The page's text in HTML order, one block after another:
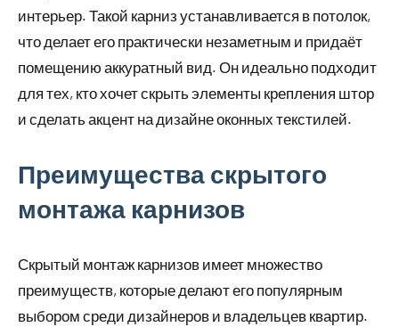
интерьер. Такой карниз устанавливается в потолок,
что делает его практически незаметным и придаёт
помещению аккуратный вид. Он идеально подходит
для тех, кто хочет скрыть элементы крепления штор
и сделать акцент на дизайне оконных текстилей.
Преимущества скрытого
монтажа карнизов
Скрытый монтаж карнизов имеет множество
преимуществ, которые делают его популярным
выбором среди дизайнеров и владельцев квартир.